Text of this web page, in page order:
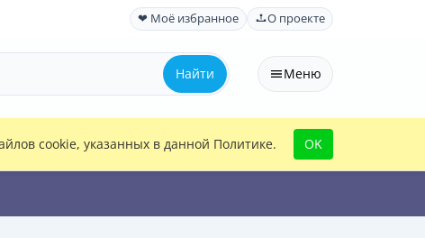
❤ Моё избранное О проекте
Найти Меню
cookie, указанных в данной Политике. OK